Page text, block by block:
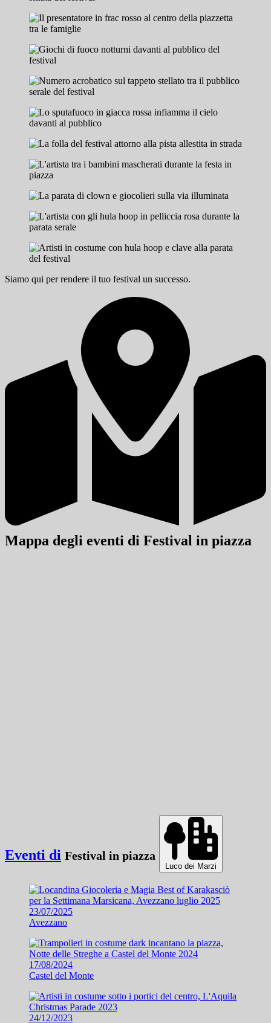
Siamo qui per rendere il tuo festival un successo.
Mappa degli eventi di Festival in piazza
Eventi di Festival in piazza
Luco dei Marzi
23/07/2025
Avezzano
17/08/2024
Castel del Monte
24/12/2023